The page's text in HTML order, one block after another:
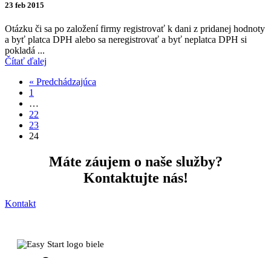
23 feb 2015
Otázku či sa po založení firmy registrovať k dani z pridanej hodnoty
a byť platca DPH alebo sa neregistrovať a byť neplatca DPH si
pokladá ...
Čítať ďalej
« Predchádzajúca
1
…
22
23
24
Máte záujem o naše služby?
Kontaktujte nás!
Kontakt